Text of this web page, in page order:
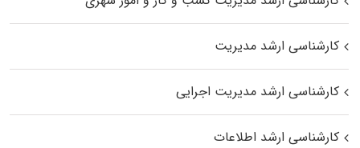
کارشناسی ارشد مدیریت
کارشناسی ارشد مدیریت اجرایی
کارشناسی ارشد اطلاعات